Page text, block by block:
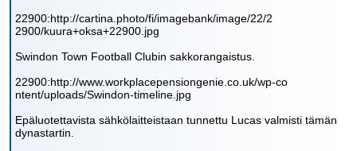
22900:http://cartina.photo/fi/imagebank/image/22/2
2900/kuura+oksa+22900.jpg
Swindon Town Football Clubin sakkorangaistus.
22900:http://www.workplacepensiongenie.co.uk/wp-co
ntent/uploads/Swindon-timeline.jpg
Epäluotettavista sähkölaitteistaan tunnettu Lucas valmisti tämän
dynastartin.